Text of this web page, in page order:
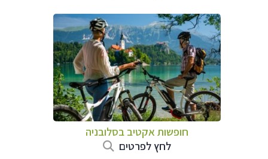
חופשות אקטיב בסלובניה
לחץ לפרטים